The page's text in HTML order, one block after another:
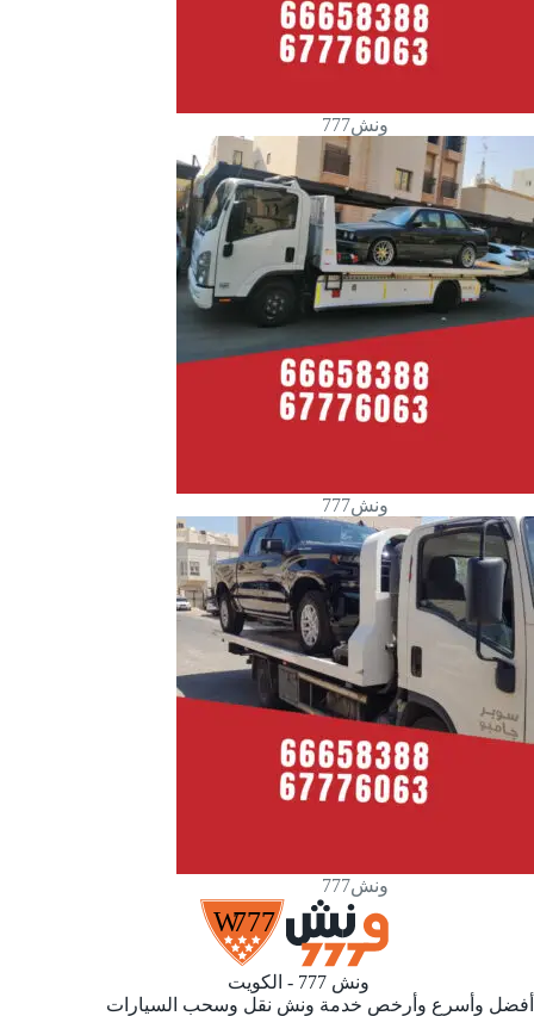
ونش777
ونش777
ونش777
ونش 777 - الكويت
أفضل وأسرع وأرخص خدمة ونش نقل وسحب السيارات